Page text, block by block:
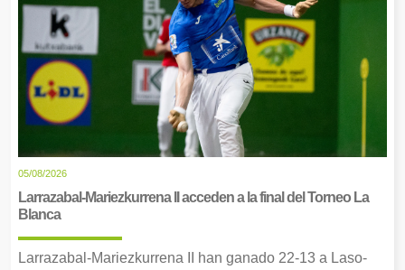
05/08/2026
Larrazabal-Mariezkurrena II acceden a la final del Torneo La
Blanca
Larrazabal-Mariezkurrena II han ganado 22-13 a Laso-